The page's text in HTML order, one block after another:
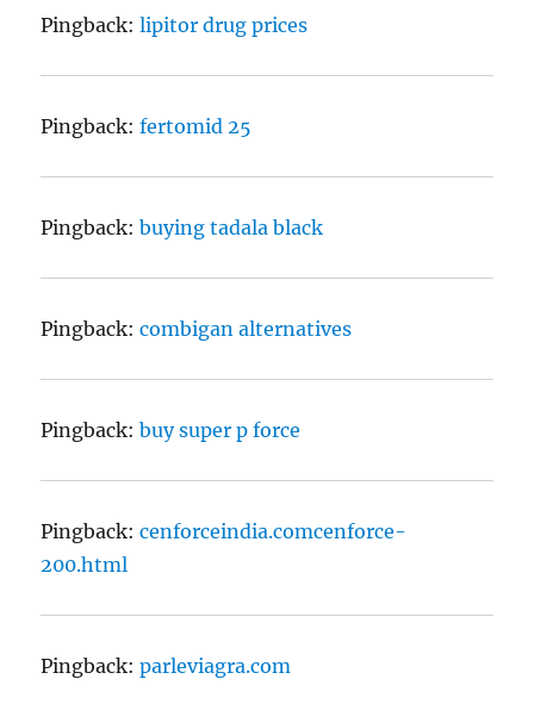
Pingback:lipitor drug prices
Pingback:fertomid 25
Pingback:buying tadala black
Pingback:combigan alternatives
Pingback:buy super p force
Pingback:cenforceindia.comcenforce-
200.html
Pingback:parleviagra.com